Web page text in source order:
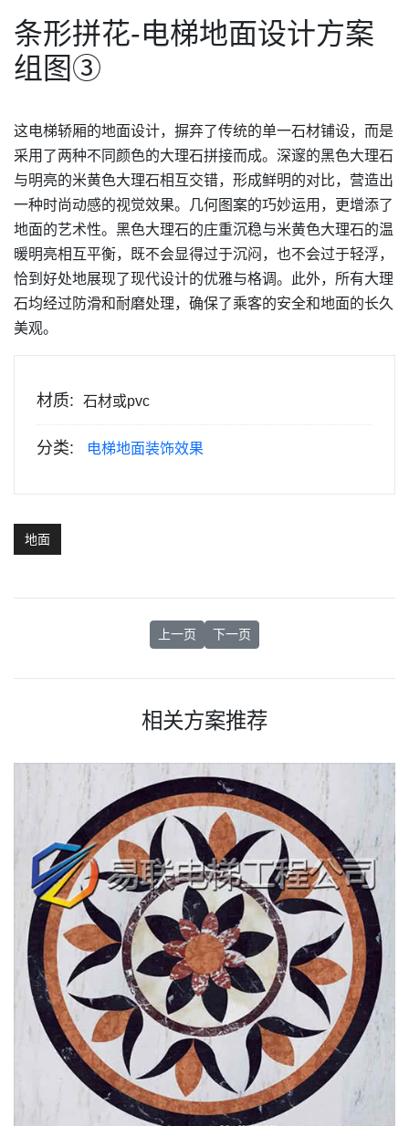
条形拼花-电梯地面设计方案
组图③
这电梯轿厢的地面设计，摒弃了传统的单一石材铺设，而是
采用了两种不同颜色的大理石拼接而成。深邃的黑色大理石
与明亮的米黄色大理石相互交错，形成鲜明的对比，营造出
一种时尚动感的视觉效果。几何图案的巧妙运用，更增添了
地面的艺术性。黑色大理石的庄重沉稳与米黄色大理石的温
暖明亮相互平衡，既不会显得过于沉闷，也不会过于轻浮，
恰到好处地展现了现代设计的优雅与格调。此外，所有大理
石均经过防滑和耐磨处理，确保了乘客的安全和地面的长久
美观。
材质: 石材或pvc
分类: 电梯地面装饰效果
地面
上一篇文章: 圆形拼花-电梯地面设计方案组
上一页 下一篇文章： 圆形拼花-电梯地面
下一页
相关方案推荐